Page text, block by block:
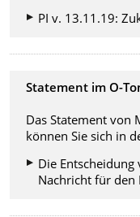
PI v. 13.11.19:
Statement im O-
Das Statement von
können Sie sich in
Die
Nachricht für den